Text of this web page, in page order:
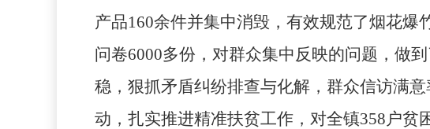
产品160余件并集中消毁，有效规范了烟花爆
问卷6000多份，对群众集中反映的问题，做
稳，狠抓矛盾纠纷排查与化解，群众信访满意
动，扎实推进精准扶贫工作，对全镇358户贫